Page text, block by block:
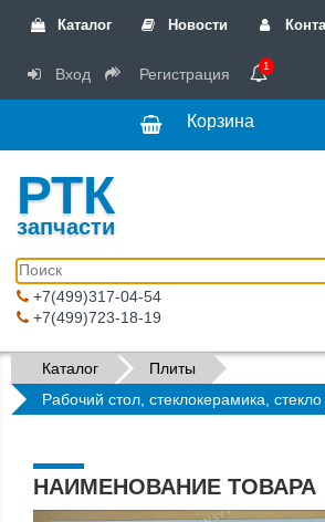
Каталог Новости
Вход Регистрация 1
Корзина
РТК
запчасти
+7(499)317-04-54
+7(499)723-18-19
Каталог
Плиты
Рабочий стол, стеклокерамика,
НАИМЕНОВАНИЕ ТОВАРА